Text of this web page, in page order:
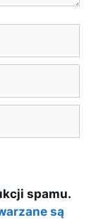
spamu.
są